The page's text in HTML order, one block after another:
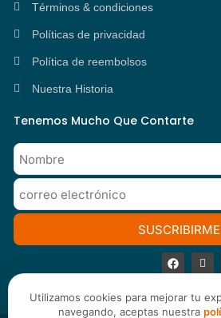
Términos & condiciones
Políticas de privacidad
Política de reembolsos
Nuestra Historia
Tenemos Mucho Que Contarte
SUSCRIBIRME
F
a
b
o
M
y
o
n
Utilizamos cookies para mejorar tu
navegando, aceptas nuestra